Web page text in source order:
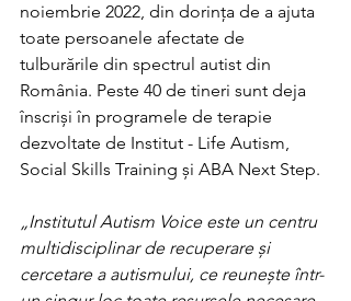
noiembrie 2022, din dorința de a ajuta
toate persoanele afectate de
tulburările din spectrul autist din
România. Peste 40 de tineri sunt deja
înscriși în programele de terapie
dezvoltate de Institut - Life Autism,
Social Skills Training și ABA Next Step.
„Institutul Autism Voice este un centru
multidisciplinar de recuperare și
cercetare a autismului, ce reunește într-